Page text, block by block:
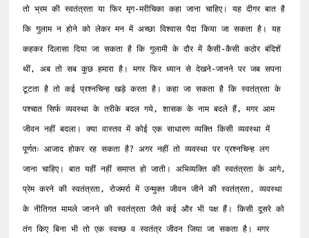
तो भ्रम की स्वतंत्रता या फिर मृग-मरीचिका कहा जाना चाहिए। यह दीगर बात है
कि गुलाम न होने को लेकर मन में अच्छा विश्वास पैदा किया जा सकता है। यह
कहकर दिलासा दिया जा सकता है कि गुलामी के दौर में कैसी-कैसी कठोर बंदिशें
थीं, अब तो सब कुछ हमारा है। मगर फिर ध्यान से देखने-जानने पर जब सपना
टूटता है तो कई प्रश्नचिन्ह खड़े करता है। कहा जा सकता है कि स्वतंत्रता के
पश्चात सिर्फ व्यवस्था के तरीके बदल गये, शासक के नाम बदले हैं, मगर आम
जीवन नहीं बदला। क्या वास्तव में कोई एक साधारण व्यक्ति किसी व्यवस्था में
पूर्णतः आजाद होकर रह सकता है? अगर नहीं तो व्यवस्था पर प्रश्नचिन्ह लग
जाना चाहिए। बात यहीं नहीं समाप्त हो जाती। अभिव्यक्ति की स्वतंत्रता के आगे,
प्रेम करने की स्वतंत्रता, रोजमर्रा में उन्मुक्त जीवन जीने की स्वतंत्रता, व्यवस्था
के नीतिगत मामले जानने की स्वतंत्रता जैसे कई और भी पक्ष हैं। किसी दूसरे को
तंग किए बिना भी तो एक स्वच्छ व स्वतंत्र जीवन जिया जा सकता है। मगर